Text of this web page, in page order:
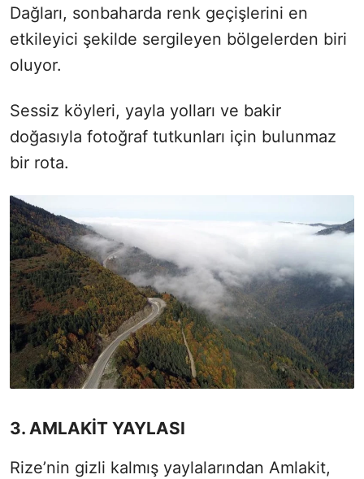
Dağları, sonbaharda renk geçişlerini en
etkileyici şekilde sergileyen bölgelerden biri
oluyor.
Sessiz köyleri, yayla yolları ve bakir
doğasıyla fotoğraf tutkunları için bulunmaz
bir rota.
3. AMLAKİT YAYLASI
Rize’nin gizli kalmış yaylalarından Amlakit,